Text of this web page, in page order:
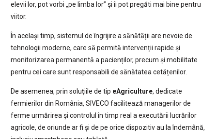
elevii lor, pot vorbi „pe limba lor” și îi pot pregăti mai bine pentru
viitor.
În același timp, sistemul de îngrijire a sănătății are nevoie de
tehnologii moderne, care să permită intervenții rapide și
monitorizarea permanentă a pacienților, precum și mobilitate
pentru cei care sunt responsabili de sănătatea cetățenilor.
De asemenea, prin soluțiile de tip eAgriculture, dedicate
fermierilor din România, SIVECO facilitează managerilor de
ferme urmărirea și controlul în timp real a executării lucrărilor
agricole, de oriunde ar fi și de pe orice dispozitiv au la îndemână,